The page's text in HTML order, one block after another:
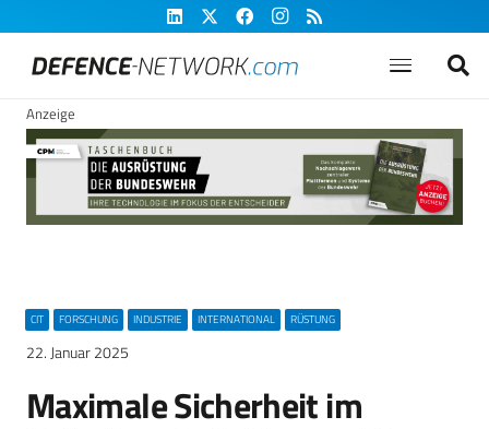
Anzeige
CIT FORSCHUNG INDUSTRIE INTERNATIONAL RÜSTUNG
22. Januar 2025
Maximale Sicherheit im